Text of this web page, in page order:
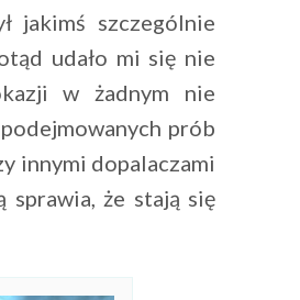
jakimś szczególnie
udało mi się nie
w żadnym nie
prób
innymi dopalaczami
sprawia, że stają się